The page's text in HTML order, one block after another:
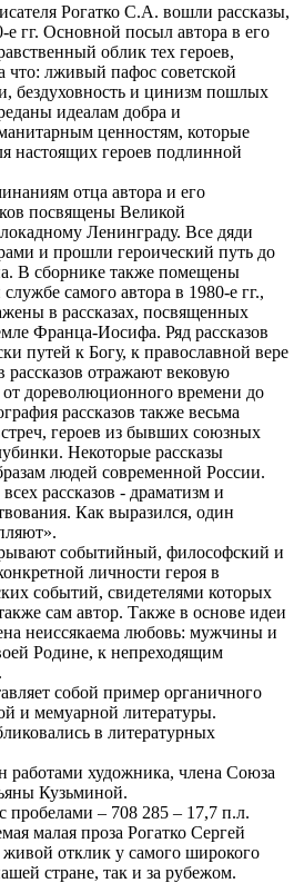
Рогатко С.А. вошли рассказы,
гг. Основной посыл автора в его
облик тех героев,
что: лживый пафос советской
бездуховность и цинизм пошлых
идеалам добра и
ценностям, которые
настоящих героев подлинной
отца автора и его
посвящены Великой
Ленинграду. Все дяди
и прошли героический путь до
В сборнике также помещены
самого автора в 1980-е гг.,
в рассказах, посвященных
Франца-Иосифа. Ряд рассказов
путей к Богу, к православной вере
отражают вековую
дореволюционного времени до
рассказов также весьма
героев из бывших союзных
Некоторые рассказы
людей современной России.
рассказов - драматизм и
Как выразился, один
событийный, философский и
личности героя в
событий, свидетелями которых
сам автор. Также в основе идеи
неиссякаема любовь: мужчины и
Родине, к непреходящим
собой пример органичного
и мемуарной литературы.
в литературных
работами художника, члена Союза
Кузьминой.
пробелами – 708 285 – 17,7 п.л.
малая проза Рогатко Сергей
отклик у самого широкого
стране, так и за рубежом.